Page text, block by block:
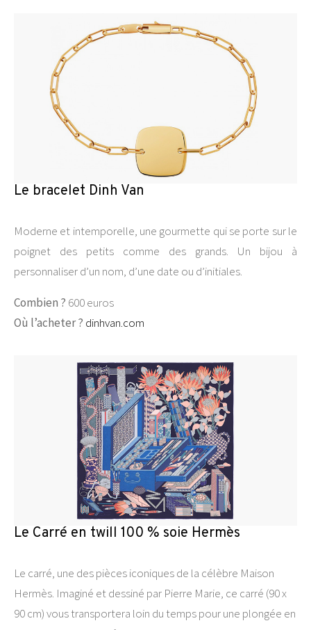
Le bracelet Dinh Van
Moderne et intemporelle, une gourmette qui se porte sur le
poignet des petits comme des grands. Un bijou à
personnaliser d’un nom, d’une date ou d’initiales.
Combien ? 600 euros
Où l’acheter ? dinhvan.com
Le Carré en twill 100 % soie Hermès
Le carré, une des pièces iconiques de la célèbre Maison
Hermès. Imaginé et dessiné par Pierre Marie, ce carré (90 x
90 cm) vous transportera loin du temps pour une plongée en